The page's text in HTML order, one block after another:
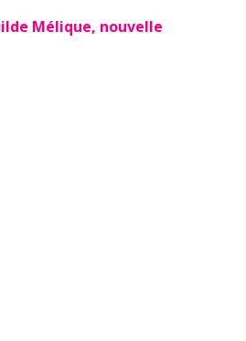
Mélique, nouvelle